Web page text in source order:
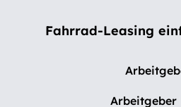
Fahrrad-Leasing
Arbeitgeber